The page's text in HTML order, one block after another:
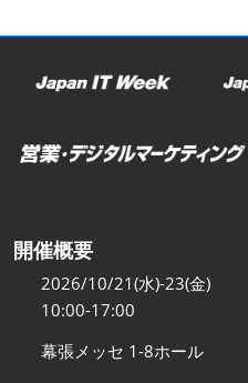
む
開催概要
2026/10/21(水)-23(金)
10:00-17:00
幕張メッセ 1-8ホール